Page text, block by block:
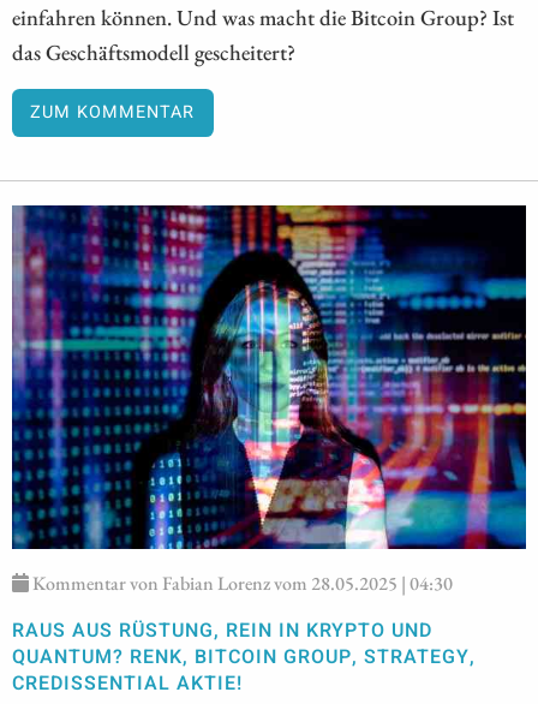
einfahren können. Und was macht die Bitcoin Group? Ist
das Geschäftsmodell gescheitert?
ZUM KOMMENTAR
Kommentar von Fabian Lorenz vom 28.05.2025 | 04:30
RAUS AUS RÜSTUNG, REIN IN KRYPTO UND
QUANTUM? RENK, BITCOIN GROUP, STRATEGY,
CREDISSENTIAL AKTIE!